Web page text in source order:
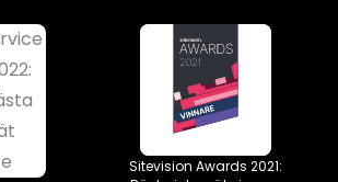
Sitevision Awards 2021: